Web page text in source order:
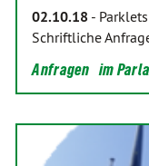
02.10.18 -
Schriftliche
Anfragen im